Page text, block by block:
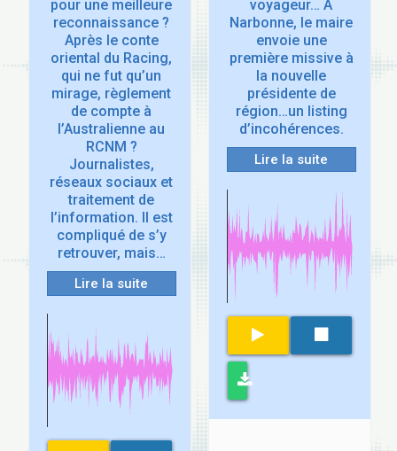
pour une meilleure
reconnaissance ?
Après le conte
oriental du Racing,
qui ne fut qu’un
mirage, règlement
de compte à
l’Australienne au
RCNM ?
Journalistes,
réseaux sociaux et
traitement de
l’information. Il est
compliqué de s’y
retrouver, mais…
Lire la suite
voyageur… A
Narbonne, le maire
envoie une
première missive à
la nouvelle
présidente de
région…un listing
d’incohérences.
Lire la suite